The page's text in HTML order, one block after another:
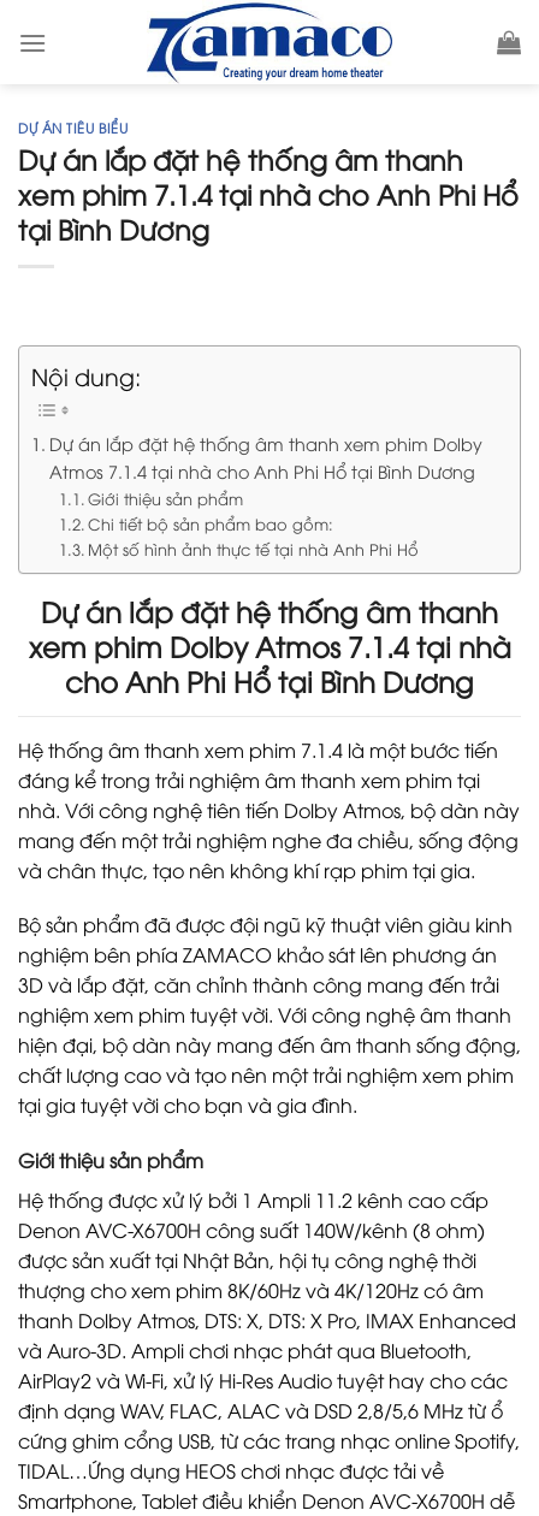
DỰ ÁN TIÊU BIỂU
Dự án lắp đặt hệ thống âm thanh
xem phim 7.1.4 tại nhà cho Anh Phi Hổ
tại Bình Dương
Nội dung:
Dự án lắp đặt hệ thống âm thanh xem phim Dolby
Atmos 7.1.4 tại nhà cho Anh Phi Hổ tại Bình Dương
Giới thiệu sản phẩm
Chi tiết bộ sản phẩm bao gồm:
Một số hình ảnh thực tế tại nhà Anh Phi Hổ
Dự án lắp đặt hệ thống âm thanh
xem phim Dolby Atmos 7.1.4 tại nhà
cho Anh Phi Hổ tại Bình Dương
Hệ thống âm thanh xem phim 7.1.4 là một bước tiến
đáng kể trong trải nghiệm âm thanh xem phim tại
nhà. Với công nghệ tiên tiến Dolby Atmos, bộ dàn này
mang đến một trải nghiệm nghe đa chiều, sống động
và chân thực, tạo nên không khí rạp phim tại gia.
Bộ sản phẩm đã được đội ngũ kỹ thuật viên giàu kinh
nghiệm bên phía ZAMACO khảo sát lên phương án
3D và lắp đặt, căn chỉnh thành công mang đến trải
nghiệm xem phim tuyệt vời. Với công nghệ âm thanh
hiện đại, bộ dàn này mang đến âm thanh sống động,
chất lượng cao và tạo nên một trải nghiệm xem phim
tại gia tuyệt vời cho bạn và gia đình.
Giới thiệu sản phẩm
Hệ thống được xử lý bởi 1 Ampli 11.2 kênh cao cấp
Denon AVC-X6700H công suất 140W/kênh (8 ohm)
được sản xuất tại Nhật Bản, hội tụ công nghệ thời
thượng cho xem phim 8K/60Hz và 4K/120Hz có âm
thanh Dolby Atmos, DTS: X, DTS: X Pro, IMAX Enhanced
và Auro-3D. Ampli chơi nhạc phát qua Bluetooth,
AirPlay2 và Wi-Fi, xử lý Hi-Res Audio tuyệt hay cho các
định dạng WAV, FLAC, ALAC và DSD 2,8/5,6 MHz từ ổ
cứng ghim cổng USB, từ các trang nhạc online Spotify,
TIDAL…Ứng dụng HEOS chơi nhạc được tải về
Smartphone, Tablet điều khiển Denon AVC-X6700H dễ